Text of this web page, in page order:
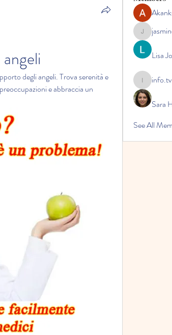
degli angeli. Trova serenità e
e abbraccia un
jasmine
Lisa
Sara
See All